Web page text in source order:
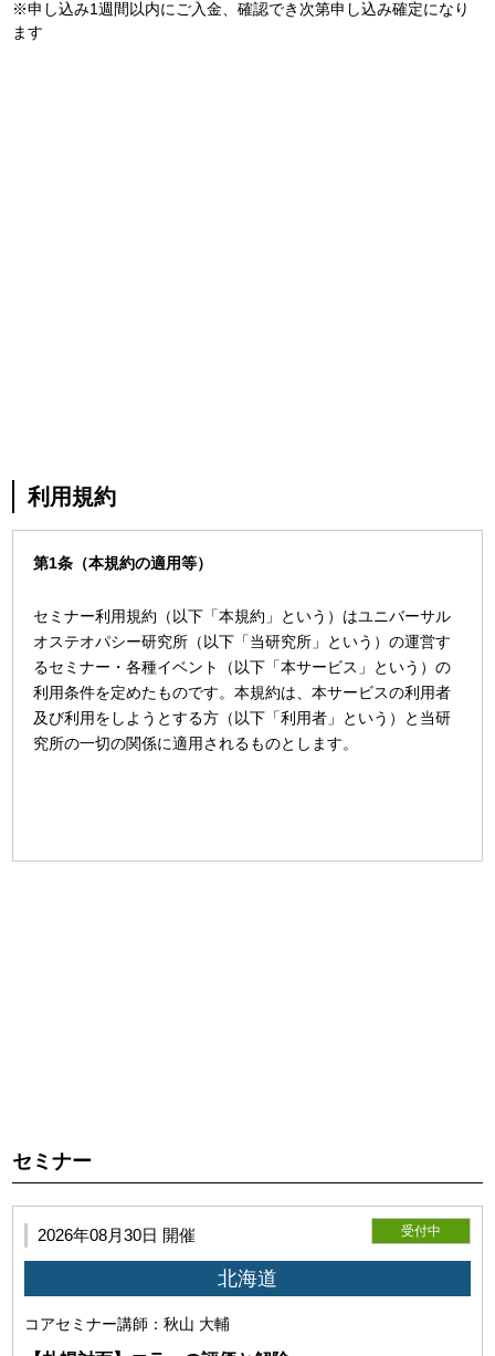
※申し込み1週間以内にご入金、確認でき次第申し込み確定になり
ます
利用規約
第1条（本規約の適用等）
セミナー利用規約（以下「本規約」という）はユニバーサル
オステオパシー研究所（以下「当研究所」という）の運営す
るセミナー・各種イベント（以下「本サービス」という）の
利用条件を定めたものです。本規約は、本サービスの利用者
及び利用をしようとする方（以下「利用者」という）と当研
究所の一切の関係に適用されるものとします。
とを目的とします。
セミナー
2026年08月30日 開催 受付中
北海道
コアセミナー講師：秋山 大輔